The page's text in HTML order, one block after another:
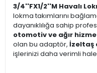
3/4''FX1/2''M Havalı
lokma takımlarını
dayanıklılığa sahip
otomotiv ve ağır
olan bu adaptör, İzeltaş
işlerinizi daha verimli